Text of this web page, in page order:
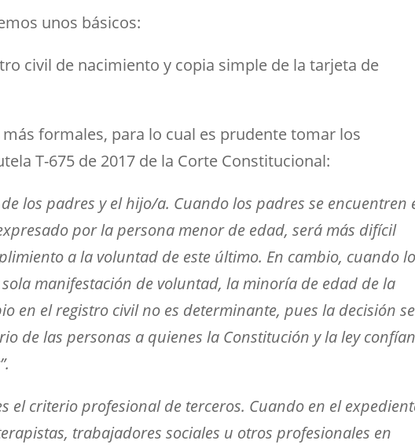
unos básicos:
civil de nacimiento y copia simple de la tarjeta de
formales, para lo cual es prudente tomar los
T-675 de 2017 de la Corte Constitucional:
los padres y el hijo/a. Cuando los padres se encuentren
por la persona menor de edad, será más difícil
a la voluntad de este último. En cambio, cuando
manifestación de voluntad, la minoría de edad de la
en el registro civil no es determinante, pues la decisión se
de las personas a quienes la Constitución y la ley confían
el criterio profesional de terceros. Cuando en el
trabajadores sociales u otros profesionales en